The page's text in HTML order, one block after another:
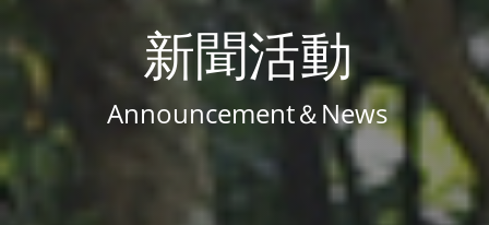
新聞活動
Announcement＆News